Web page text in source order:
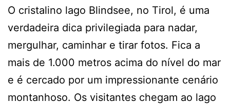
O cristalino lago Blindsee, no Tirol, é uma
verdadeira dica privilegiada para nadar,
mergulhar, caminhar e tirar fotos. Fica a
mais de 1.000 metros acima do nível do mar
e é cercado por um impressionante cenário
montanhoso. Os visitantes chegam ao lago